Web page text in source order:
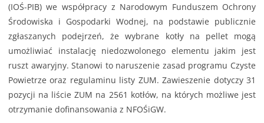
(IOŚ-PIB) we współpracy z Narodowym Funduszem Ochrony
Środowiska i Gospodarki Wodnej, na podstawie publicznie
zgłaszanych podejrzeń, że wybrane kotły na pellet mogą
umożliwiać instalację niedozwolonego elementu jakim jest
ruszt awaryjny. Stanowi to naruszenie zasad programu Czyste
Powietrze oraz regulaminu listy ZUM. Zawieszenie dotyczy 31
pozycji na liście ZUM na 2561 kotłów, na których możliwe jest
otrzymanie dofinansowania z NFOŚiGW.